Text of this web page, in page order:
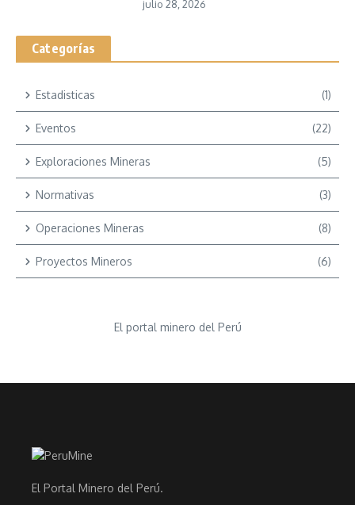
julio 28, 2026
Categorías
Estadisticas (1)
Eventos (22)
Exploraciones Mineras (5)
Normativas (3)
Operaciones Mineras (8)
Proyectos Mineros (6)
El portal minero del Perú
El Portal Minero del Perú.